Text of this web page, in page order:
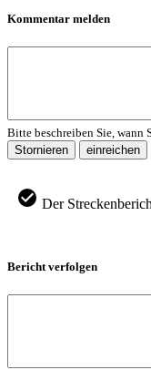
Kommentar melden
Bitte beschreiben Sie, wann
Stornieren
einreichen
Der
Bericht verfolgen